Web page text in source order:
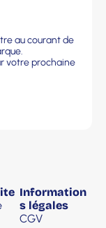
au courant de
votre prochaine
Information
s légales
CGV